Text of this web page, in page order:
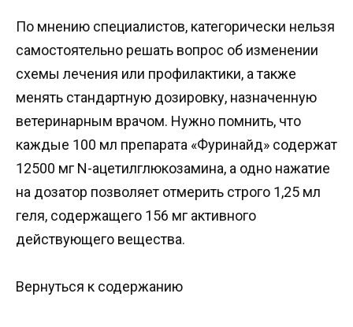
По мнению специалистов, категорически нельзя
самостоятельно решать вопрос об изменении
схемы лечения или профилактики, а также
менять стандартную дозировку, назначенную
ветеринарным врачом. Нужно помнить, что
каждые 100 мл препарата «Фуринайд» содержат
12500 мг N-ацетилглюкозамина, а одно нажатие
на дозатор позволяет отмерить строго 1,25 мл
геля, содержащего 156 мг активного
действующего вещества.
Вернуться к содержанию